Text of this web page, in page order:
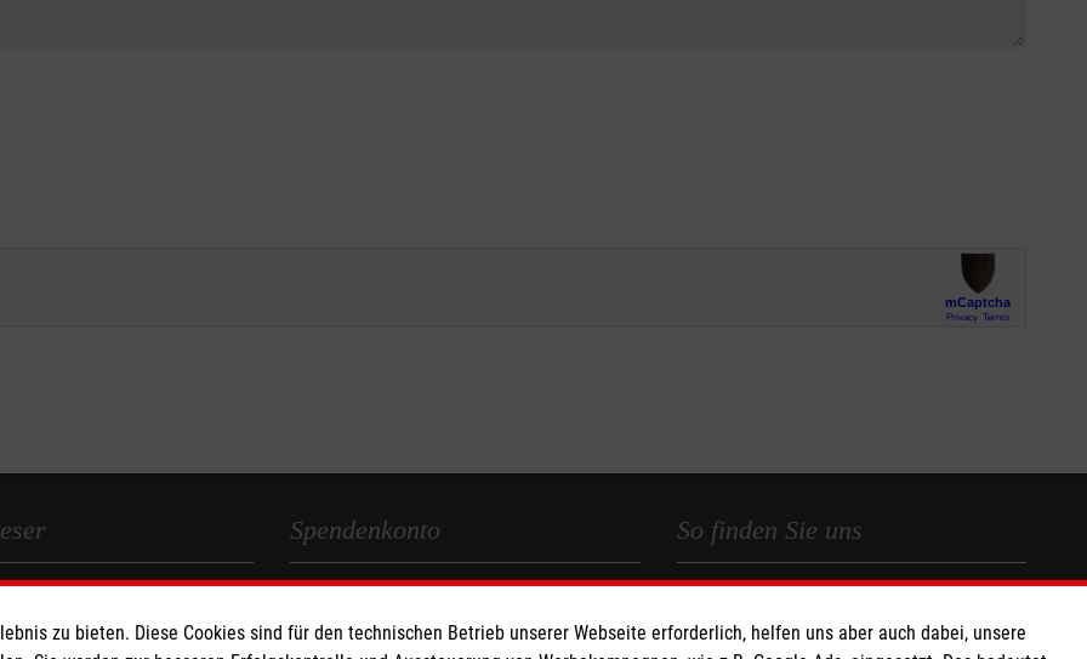
Spendenkonto
Bank: Pax-Bank für Kirche und Caritas eG
So finden Sie uns
Diözesangeschäftsstelle
zu bieten. Diese Cookies sind für den technischen Betrieb unserer Webseite erforderlich, helfen uns aber auch dabei, unsere